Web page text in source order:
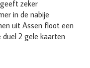
zeker
in de nabije
uit Assen floot een
2 gele kaarten